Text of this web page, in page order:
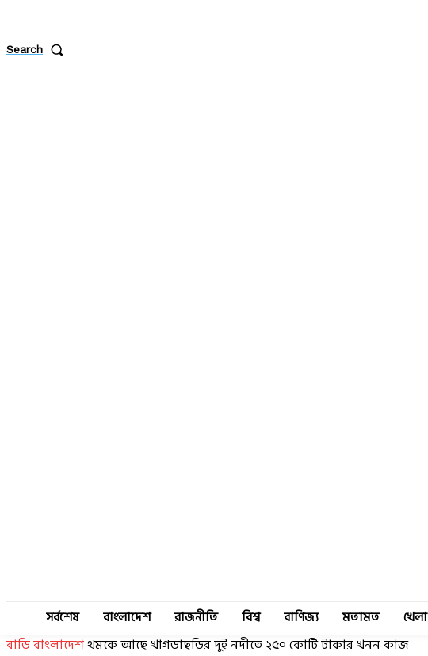
Search
সর্বশেষ বাংলাদেশ রাজনীতি বিশ্ব বাণিজ্য মতামত খেলা
বাড়িবাংলাদেশথমকে আছে খাগড়াছড়ির দুই নদীতে ২৫০ কোটি টাকার খনন কাজ